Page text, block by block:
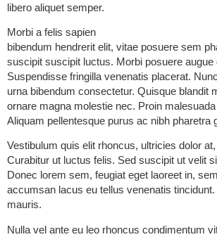
libero aliquet semper.
Morbi a felis sapien
bibendum hendrerit elit, vitae posuere sem
suscipit suscipit luctus. Morbi posuere augue
Suspendisse fringilla venenatis placerat.
urna bibendum consectetur. Quisque blandit
ornare magna molestie nec. Proin
Aliquam pellentesque purus ac nibh pharetra
Vestibulum quis elit rhoncus, ultricies dolor
Curabitur ut luctus felis. Sed suscipit ut velit
Donec lorem sem, feugiat eget laoreet in,
accumsan lacus eu tellus venenatis
mauris.
Nulla vel ante eu leo rhoncus condimentum